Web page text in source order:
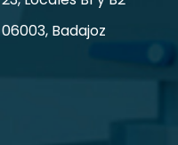
06003, Badajoz